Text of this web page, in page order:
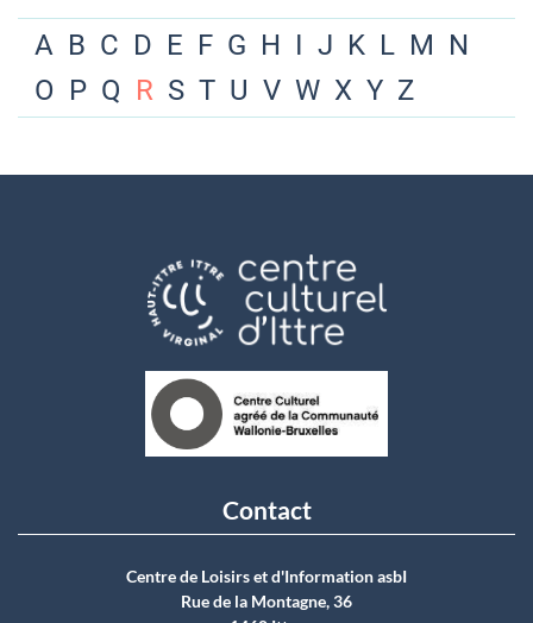
A B C D E F G H I J K L M N
O P Q R S T U V W X Y Z
Contact
Centre de Loisirs et d'Information asbI
Rue de la Montagne, 36